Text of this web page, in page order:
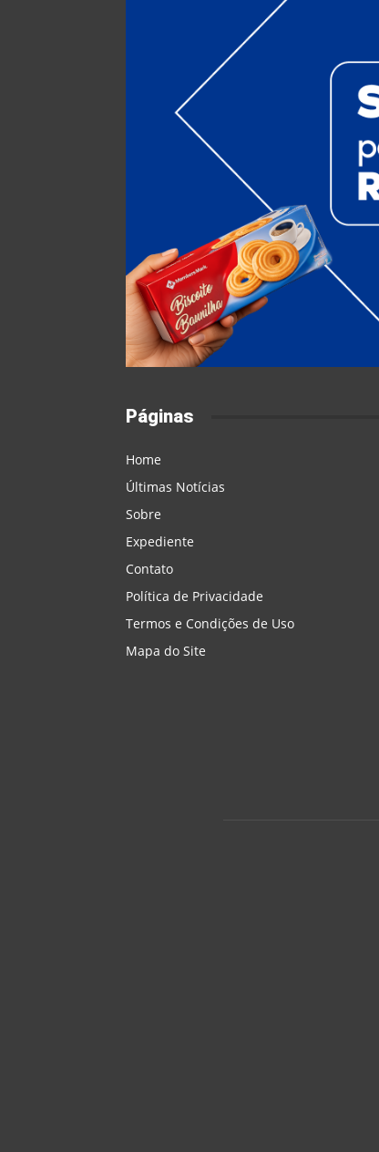
Páginas
Home
Últimas Notícias
Sobre
Expediente
Contato
Política de Privacidade
Termos e Condições de Uso
Mapa do Site